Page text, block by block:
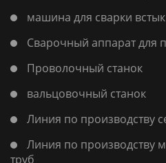
машина для сварки встык
Сварочный аппарат для
Проволочный станок
вальцовочный станок
Линия по производству
Линия по производству
труб